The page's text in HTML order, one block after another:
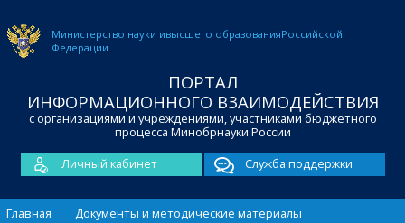
Министерство науки ивысшего образованияРоссийской
Федерации
ПОРТАЛ
ИНФОРМАЦИОННОГО ВЗАИМОДЕЙСТВИЯ
с организациями и учреждениями, участниками бюджетного
процесса Минобрнауки России
Личный кабинет
Служба поддержки
Главная
Документы и методические материалы